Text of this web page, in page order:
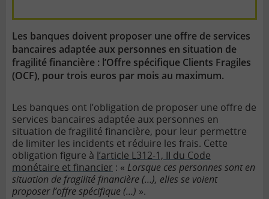
Les banques doivent proposer une offre de services
bancaires adaptée aux personnes en situation de
fragilité financière : l’Offre spécifique Clients Fragiles
(OCF), pour trois euros par mois au maximum.
Les banques ont l’obligation de proposer une offre de
services bancaires adaptée aux personnes en
situation de fragilité financière, pour leur permettre
de limiter les incidents et réduire les frais. Cette
obligation figure à l’article L312-1, II du Code
monétaire et financier : « Lorsque ces personnes sont en
situation de fragilité financière (…), elles se voient
proposer l’offre spécifique (…) ».